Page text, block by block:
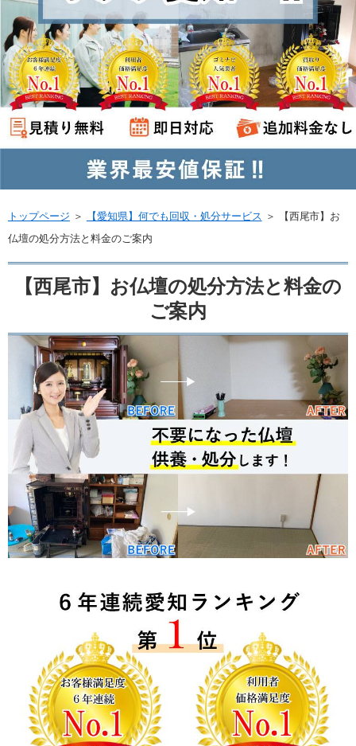
トップページ ＞ 【愛知県】何でも回収・処分サービス ＞
【西尾市】お
仏壇の処分方法と料金のご案内
【西尾市】お仏壇の処分方法と料金の
ご案内